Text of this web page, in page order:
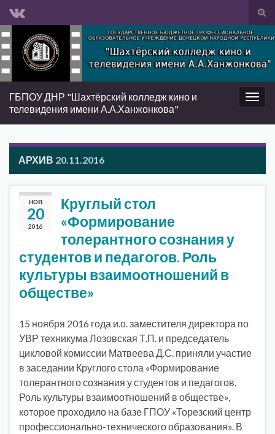
Вкл/
Search for:
Вкл/
ГБПОУ ДНР "Шахтёрский колледж кино и
телевидения имени А.А.Ханжонкова"
АРХИВ 20.11.2016
НОЯ
20
2016
Круглый стол
«Формирование
толерантного сознания у
студентов и педагогов. Роль
культуры взаимоотношений в
обществе»
15 ноября 2016 года и.о. заместителя директора по
УВР техникума Лозовская Т.П. и председатель
цикловой комиссии Матвеева Д.С. приняли участие
в заседании Круглого стола «Формирование
толерантного сознания у студентов и педагогов.
Роль культуры взаимоотношений в обществе»,
которое проходило на базе ГПОУ «Торезский центр
профессионально-технического образования». В